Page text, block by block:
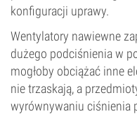
konfiguracji uprawy.
Wentylatory nawiewne
dużego podciśnienia w
mogłoby obciążać inne
nie trzaskają, a
wyrównywaniu ciśnienia